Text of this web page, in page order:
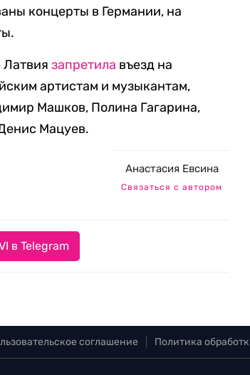
концерты в Германии, на
Латвиязапретила въезд на
артистам и музыкантам,
Машков, Полина Гагарина,
Мацуев.
Анастасия Евсина
Связаться с автором
в Telegram
соглашение Политика